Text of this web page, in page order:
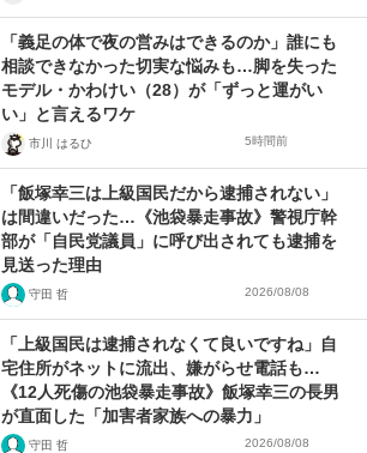
「義足の体で夜の営みはできるのか」誰にも
相談できなかった切実な悩みも…脚を失った
モデル・かわけい（28）が「ずっと運がい
い」と言えるワケ
市川 はるひ 5時間前
「飯塚幸三は上級国民だから逮捕されない」
は間違いだった…《池袋暴走事故》警視庁幹
部が「自民党議員」に呼び出されても逮捕を
見送った理由
守田 哲 2026/08/08
「上級国民は逮捕されなくて良いですね」自
宅住所がネットに流出、嫌がらせ電話も…
《12人死傷の池袋暴走事故》飯塚幸三の長男
が直面した「加害者家族への暴力」
守田 哲 2026/08/08